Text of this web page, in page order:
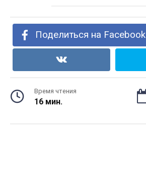
Поделиться на Facebook
Время чтения
16 мин.